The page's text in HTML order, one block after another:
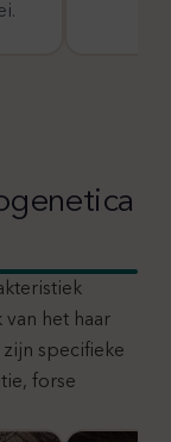
het haar
specifieke
forse